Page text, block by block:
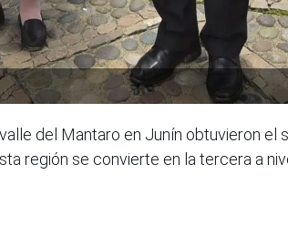
del Mantaro en Junín obtuvieron el
región se convierte en la tercera a